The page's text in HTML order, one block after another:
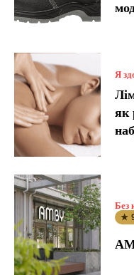
Я
як
Без
★